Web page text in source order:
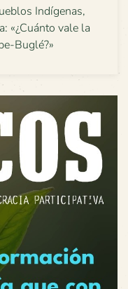
Indígenas,
«¿Cuánto vale la
Buglé?»